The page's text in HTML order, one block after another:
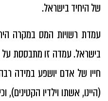
של היחיד בישראל.
עמדת רשויות המס במקרה
בישראל. עמדה זו מתבססת
חייו של אדם יושפע במידה
(היינו, אשתו וילדיו